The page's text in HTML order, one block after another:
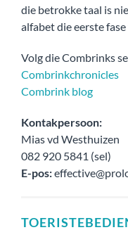
die betrokke taal is
alfabet die eerste
Volg die Combrinks
Combrinkchronicles
Combrink blog
Kontakpersoon:
Mias vd Westhuizen
082 920 5841 (sel)
E-pos: